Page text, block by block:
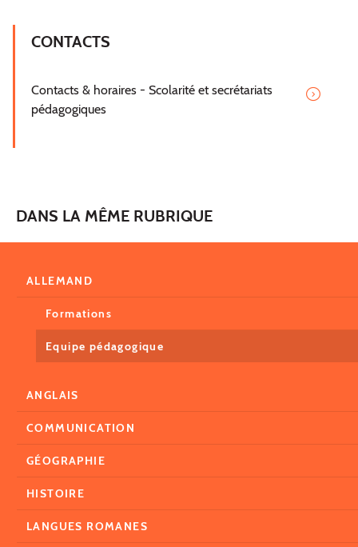
CONTACTS
Contacts & horaires - Scolarité et secrétariats
pédagogiques
DANS LA MÊME RUBRIQUE
ALLEMAND
Formations
Equipe pédagogique
ANGLAIS
COMMUNICATION
GÉOGRAPHIE
HISTOIRE
LANGUES ROMANES